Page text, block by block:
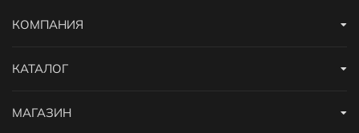
КОМПАНИЯ
КАТАЛОГ
МАГАЗИН